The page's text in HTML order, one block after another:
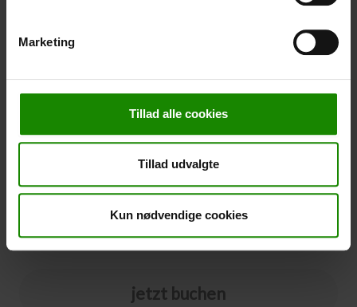
Marketing
Tillad alle cookies
Tillad udvalgte
Kun nødvendige cookies
Sie können eine Stornierungsversicherung zu Ihrer
Buchung hinzufügen. Der Preis beträgt 5% des
Buchungspreises, mindestens 50,00 DKK.
Bitte beachten Sie, dass optionale Zusatzausrüstung
nicht im Stornierungspreis enthalten ist.
finden Sie
jetzt buchen